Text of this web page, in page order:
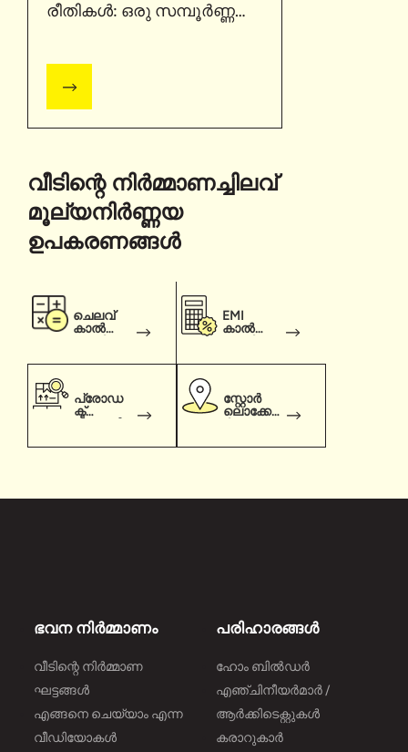
രീതികൾ: ഒരു സമ്പൂർണ്ണ
വീടിന്റെ നിര്‍മ്മാണച്ചിലവ്
മൂല്യനിർണ്ണയ
ഉപകരണങ്ങൾ
ചെലവ്
കാൽക്കു
EMI
കാൽക്കു
പ്രോഡ
ക്ട്
സ്റ്റോർ
ലൊക്കേറ്റ
ഭവന നിർമ്മാണം
വീടിന്റെ നിർമ്മാണ
ഘട്ടങ്ങൾ
എങ്ങനെ ചെയ്യാം എന്ന
വീഡിയോകൾ
പരിഹാരങ്ങൾ
ഹോം ബിൽഡർ
എഞ്ചിനീയർമാർ /
ആർക്കിടെക്റ്റുകൾ
കരാറുകാർ